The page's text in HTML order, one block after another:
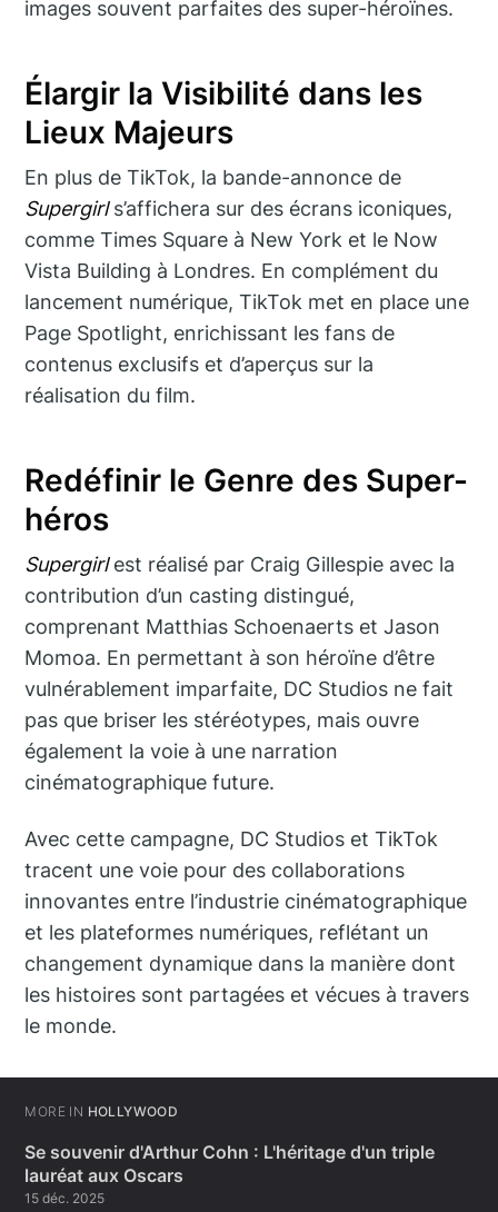
images souvent parfaites des super-héroïnes.
Élargir la Visibilité dans les
Lieux Majeurs
En plus de TikTok, la bande-annonce de
Supergirls’affichera sur des écrans iconiques,
comme Times Square à New York et le Now
Vista Building à Londres. En complément du
lancement numérique, TikTok met en place une
Page Spotlight, enrichissant les fans de
contenus exclusifs et d’aperçus sur la
réalisation du film.
Redéfinir le Genre des Super-
héros
Supergirlest réalisé par Craig Gillespie avec la
contribution d’un casting distingué,
comprenant Matthias Schoenaerts et Jason
Momoa. En permettant à son héroïne d’être
vulnérablement imparfaite, DC Studios ne fait
pas que briser les stéréotypes, mais ouvre
également la voie à une narration
cinématographique future.
Avec cette campagne, DC Studios et TikTok
tracent une voie pour des collaborations
innovantes entre l’industrie cinématographique
et les plateformes numériques, reflétant un
changement dynamique dans la manière dont
les histoires sont partagées et vécues à travers
le monde.
MORE IN HOLLYWOOD
Se souvenir d'Arthur Cohn : L'héritage d'un triple
lauréat aux Oscars
15 déc. 2025